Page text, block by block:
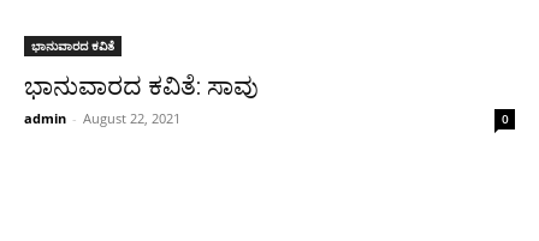
ಭಾನುವಾರದ ಕವಿತೆ
ಭಾನುವಾರದ ಕವಿತೆ: ಸಾವು
admin - August 22, 2021 0